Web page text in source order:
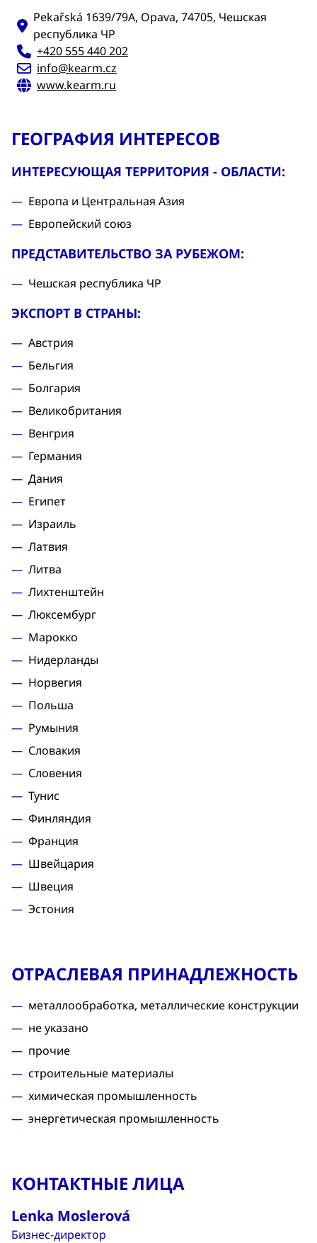
Pekařská 1639/79A, Opava, 74705, Чешская
республика ЧР
+420 555 440 202
info@kearm.cz
www.kearm.ru
ГЕОГРАФИЯ ИНТЕРЕСОВ
ИНТЕРЕСУЮЩАЯ ТЕРРИТОРИЯ - ОБЛАСТИ:
Европа и Центральная Азия
Европейский союз
ПРЕДСТАВИТЕЛЬСТВО ЗА РУБЕЖОМ:
Чешская республика ЧР
ЭКСПОРТ В СТРАНЫ:
Австрия
Бельгия
Болгария
Великобритания
Венгрия
Германия
Дания
Египет
Израиль
Латвия
Литва
Лихтенштейн
Люксембург
Марокко
Нидерланды
Норвегия
Польша
Румыния
Словакия
Словения
Туниc
Финляндия
Франция
Швейцария
Швеция
Эстония
ОТРАСЛЕВАЯ ПРИНАДЛЕЖНОСТЬ
металлообработка, металлические конструкции
не указано
прочие
строительные материалы
химическая промышленность
энергетическая промышленность
КОНТАКТНЫЕ ЛИЦА
Lenka Moslerová
Бизнес-директор